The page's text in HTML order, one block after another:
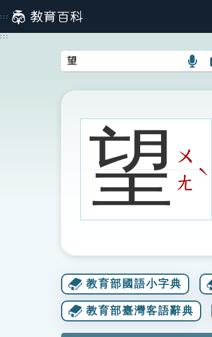
到
主
:::
:::
語
搜
圖
望ㄨ
ㄤ
ˋ
教育部國語小字典
教育部臺灣客語辭典